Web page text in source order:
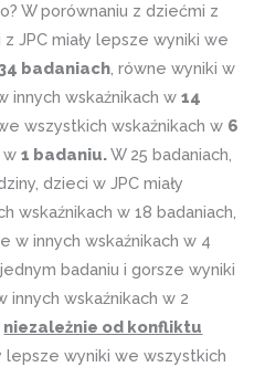
W porównaniu z dziećmi z
JPC miały lepsze wyniki we
34 badaniach , równe wyniki w
innych wskaźnikach w14
wszystkich wskaźnikach w 6
w1 badaniu.W 25 badaniach,
dzieci w JPC miały
wskaźnikach w 18 badaniach,
w innych wskaźnikach w 4
badaniu i gorsze wyniki
wskaźnikach w 2
niezależnie od konfliktu
lepsze wyniki we wszystkich